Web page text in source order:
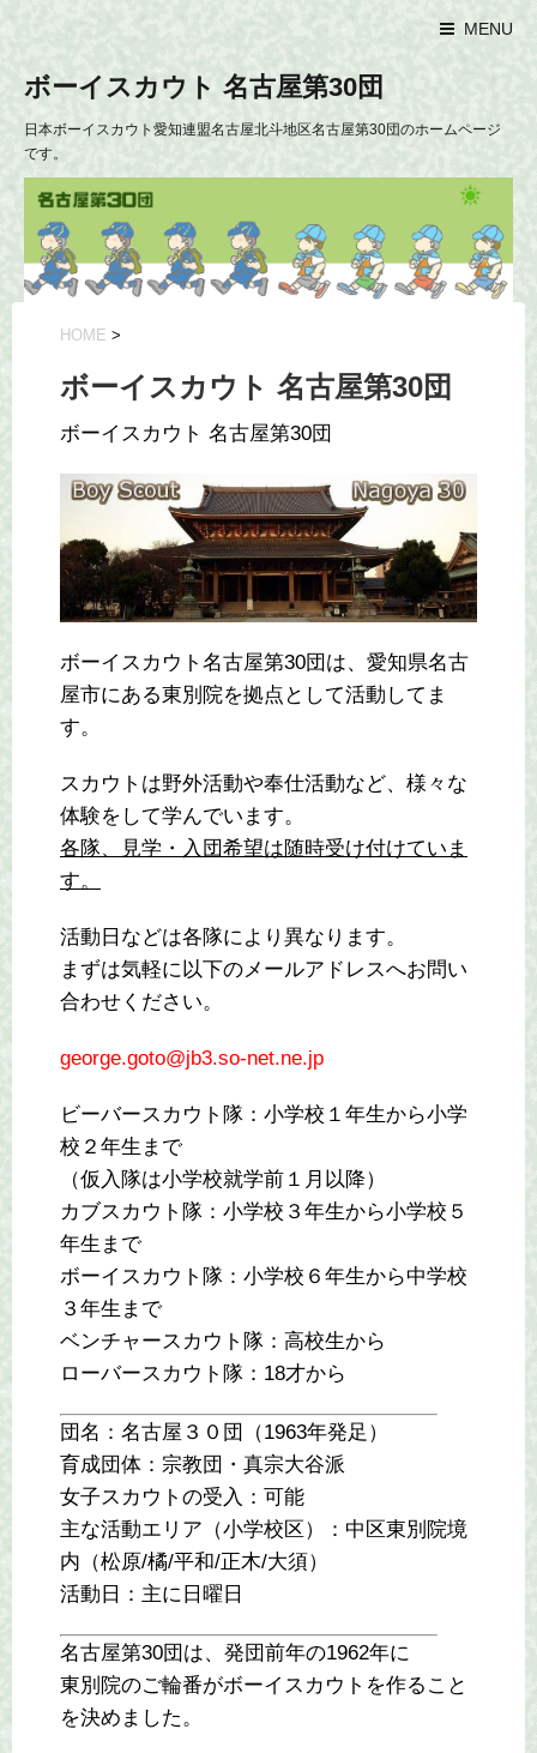
MENU
ボーイスカウト 名古屋第30団
日本ボーイスカウト愛知連盟名古屋北斗地区名古屋第30団のホームページ
です。
HOME >
ボーイスカウト 名古屋第30団
ボーイスカウト 名古屋第30団
ボーイスカウト名古屋第30団は、愛知県名古
屋市にある東別院を拠点として活動してま
す。
スカウトは野外活動や奉仕活動など、様々な
体験をして学んでいます。
各隊、見学・入団希望は随時受け付けていま
す。
活動日などは各隊により異なります。
まずは気軽に以下のメールアドレスへお問い
合わせください。
george.goto@jb3.so-net.ne.jp
ビーバースカウト隊：小学校１年生から小学
校２年生まで
（仮入隊は小学校就学前１月以降）
カブスカウト隊：小学校３年生から小学校５
年生まで
ボーイスカウト隊：小学校６年生から中学校
３年生まで
ベンチャースカウト隊：高校生から
ローバースカウト隊：18才から
団名：名古屋３０団（1963年発足）
育成団体：宗教団・真宗大谷派
女子スカウトの受入：可能
主な活動エリア（小学校区）：中区東別院境
内（松原/橘/平和/正木/大須）
活動日：主に日曜日
名古屋第30団は、発団前年の1962年に
東別院のご輪番がボーイスカウトを作ること
を決めました。